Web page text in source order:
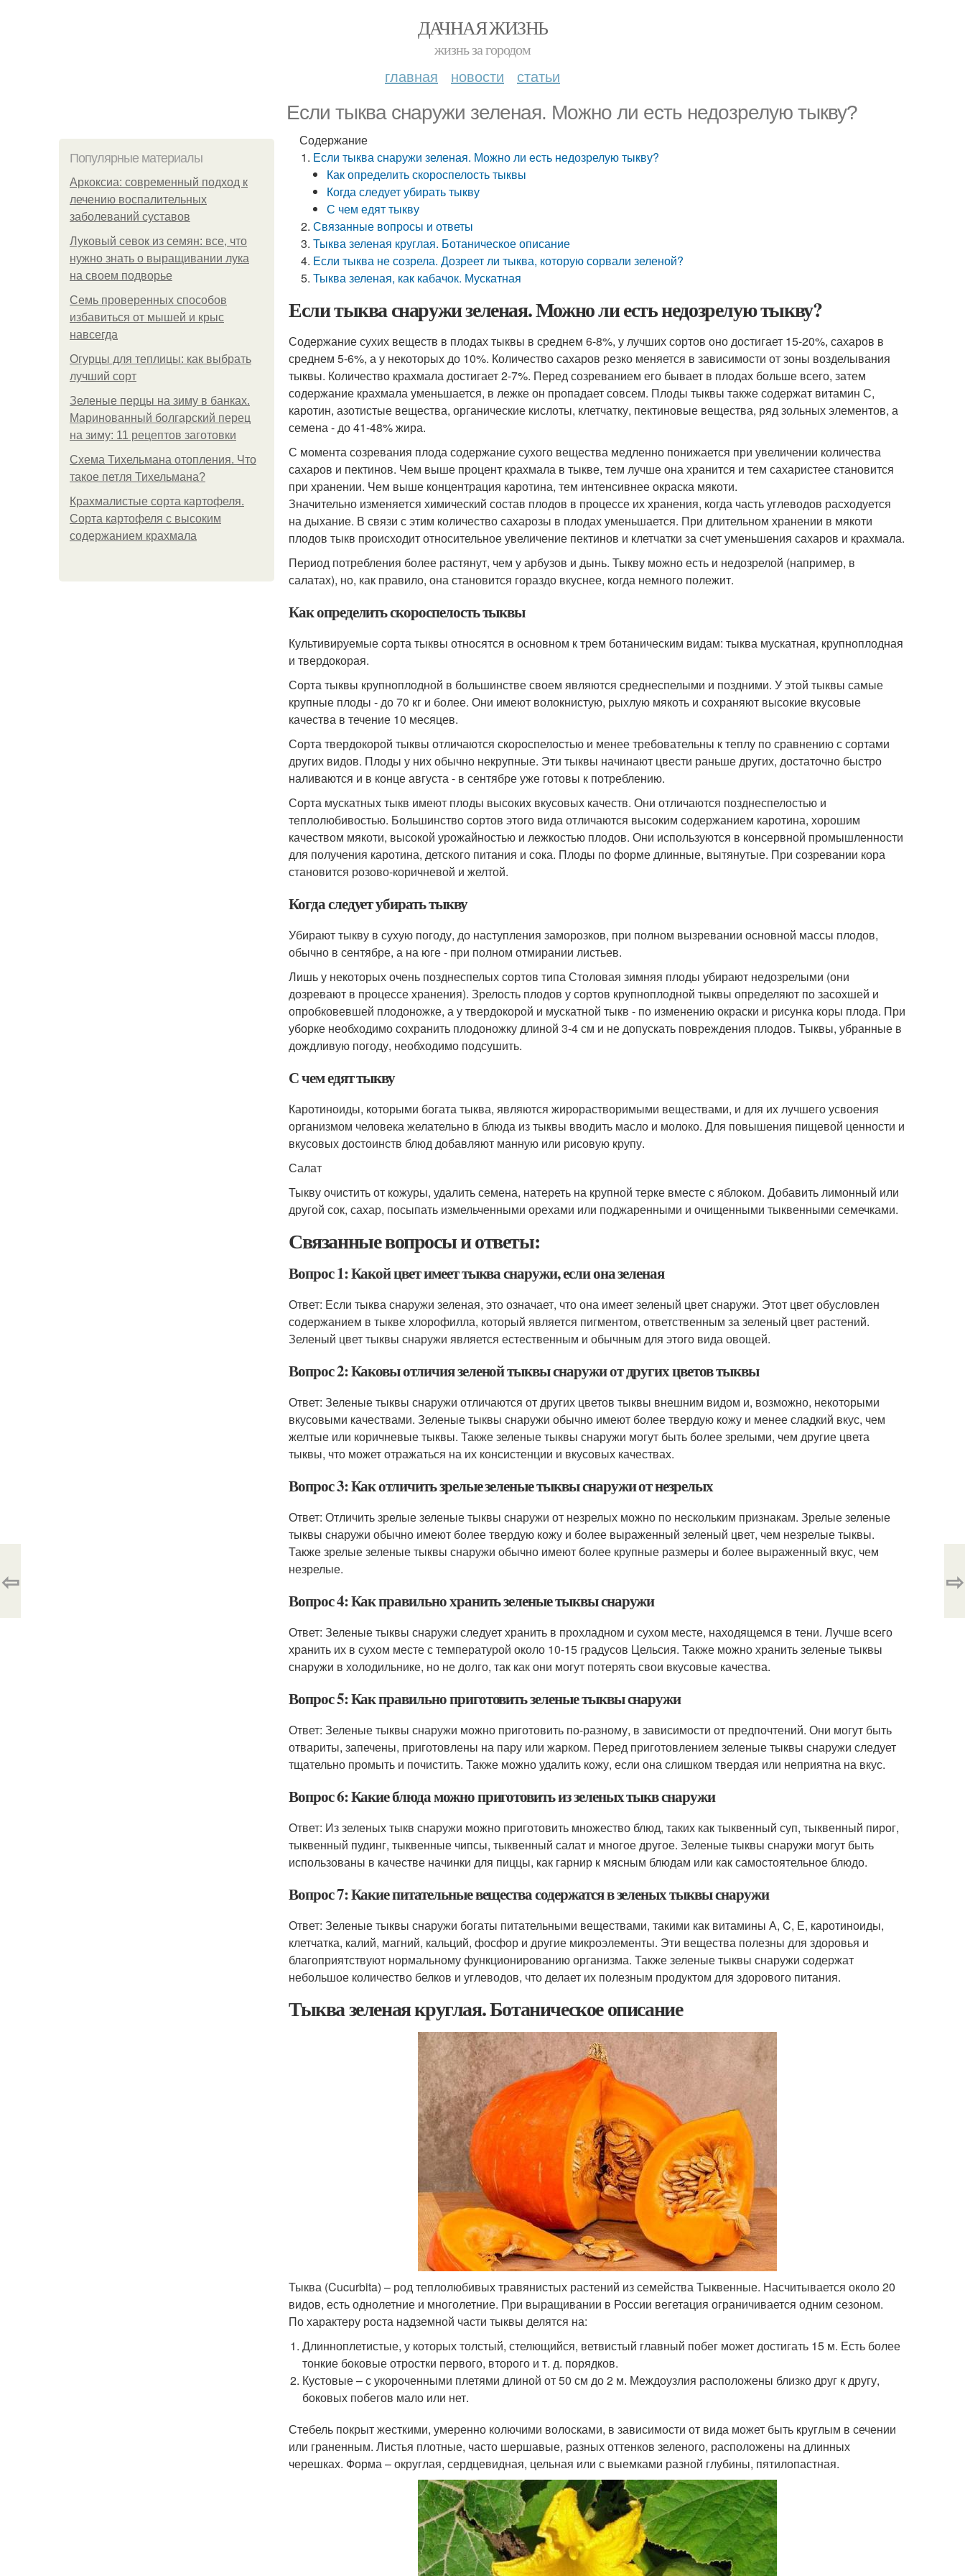
ДАЧНАЯ ЖИЗНЬ
жизнь за городом
главная новости статьи
Если тыква снаружи зеленая. Можно ли есть недозрелую тыкву?
Популярные материалы
Аркоксиа: современный подход к
лечению воспалительных
заболеваний суставов
Луковый севок из семян: все, что
нужно знать о выращивании лука
на своем подворье
Семь проверенных способов
избавиться от мышей и крыс
навсегда
Огурцы для теплицы: как выбрать
лучший сорт
Зеленые перцы на зиму в банках.
Маринованный болгарский перец
на зиму: 11 рецептов заготовки
Схема Тихельмана отопления. Что
такое петля Тихельмана?
Крахмалистые сорта картофеля.
Сорта картофеля с высоким
содержанием крахмала
Содержание
Если тыква снаружи зеленая. Можно ли есть недозрелую тыкву?
Как определить скороспелость тыквы
Когда следует убирать тыкву
С чем едят тыкву
Связанные вопросы и ответы
Тыква зеленая круглая. Ботаническое описание
Если тыква не созрела. Дозреет ли тыква, которую сорвали зеленой?
Тыква зеленая, как кабачок. Мускатная
Если тыква снаружи зеленая. Можно ли есть недозрелую тыкву?
Содержание сухих веществ в плодах тыквы в среднем 6-8%, у лучших сортов оно достигает 15-20%, сахаров в
среднем 5-6%, а у некоторых до 10%. Количество сахаров резко меняется в зависимости от зоны возделывания
тыквы. Количество крахмала достигает 2-7%. Перед созреванием его бывает в плодах больше всего, затем
содержание крахмала уменьшается, в лежке он пропадает совсем. Плоды тыквы также содержат витамин С,
каротин, азотистые вещества, органические кислоты, клетчатку, пектиновые вещества, ряд зольных элементов, а
семена - до 41-48% жира.
С момента созревания плода содержание сухого вещества медленно понижается при увеличении количества
сахаров и пектинов. Чем выше процент крахмала в тыкве, тем лучше она хранится и тем сахаристее становится
при хранении. Чем выше концентрация каротина, тем интенсивнее окраска мякоти.
Значительно изменяется химический состав плодов в процессе их хранения, когда часть углеводов расходуется
на дыхание. В связи с этим количество сахарозы в плодах уменьшается. При длительном хранении в мякоти
плодов тыкв происходит относительное увеличение пектинов и клетчатки за счет уменьшения сахаров и крахмала.
Период потребления более растянут, чем у арбузов и дынь. Тыкву можно есть и недозрелой (например, в
салатах), но, как правило, она становится гораздо вкуснее, когда немного полежит.
Как определить скороспелость тыквы
Культивируемые сорта тыквы относятся в основном к трем ботаническим видам: тыква мускатная, крупноплодная
и твердокорая.
Сорта тыквы крупноплодной в большинстве своем являются среднеспелыми и поздними. У этой тыквы самые
крупные плоды - до 70 кг и более. Они имеют волокнистую, рыхлую мякоть и сохраняют высокие вкусовые
качества в течение 10 месяцев.
Сорта твердокорой тыквы отличаются скороспелостью и менее требовательны к теплу по сравнению с сортами
других видов. Плоды у них обычно некрупные. Эти тыквы начинают цвести раньше других, достаточно быстро
наливаются и в конце августа - в сентябре уже готовы к потреблению.
Сорта мускатных тыкв имеют плоды высоких вкусовых качеств. Они отличаются позднеспелостью и
теплолюбивостью. Большинство сортов этого вида отличаются высоким содержанием каротина, хорошим
качеством мякоти, высокой урожайностью и лежкостью плодов. Они используются в консервной промышленности
для получения каротина, детского питания и сока. Плоды по форме длинные, вытянутые. При созревании кора
становится розово-коричневой и желтой.
Когда следует убирать тыкву
Убирают тыкву в сухую погоду, до наступления заморозков, при полном вызревании основной массы плодов,
обычно в сентябре, а на юге - при полном отмирании листьев.
Лишь у некоторых очень позднеспелых сортов типа Столовая зимняя плоды убирают недозрелыми (они
дозревают в процессе хранения). Зрелость плодов у сортов крупноплодной тыквы определяют по засохшей и
опробковевшей плодоножке, а у твердокорой и мускатной тыкв - по изменению окраски и рисунка коры плода. При
уборке необходимо сохранить плодоножку длиной 3-4 см и не допускать повреждения плодов. Тыквы, убранные в
дождливую погоду, необходимо подсушить.
С чем едят тыкву
Каротиноиды, которыми богата тыква, являются жирорастворимыми веществами, и для их лучшего усвоения
организмом человека желательно в блюда из тыквы вводить масло и молоко. Для повышения пищевой ценности и
вкусовых достоинств блюд добавляют манную или рисовую крупу.
Салат
Тыкву очистить от кожуры, удалить семена, натереть на крупной терке вместе с яблоком. Добавить лимонный или
другой сок, сахар, посыпать измельченными орехами или поджаренными и очищенными тыквенными семечками.
Связанные вопросы и ответы:
Вопрос 1: Какой цвет имеет тыква снаружи, если она зеленая
Ответ: Если тыква снаружи зеленая, это означает, что она имеет зеленый цвет снаружи. Этот цвет обусловлен
содержанием в тыкве хлорофилла, который является пигментом, ответственным за зеленый цвет растений.
Зеленый цвет тыквы снаружи является естественным и обычным для этого вида овощей.
Вопрос 2: Каковы отличия зеленой тыквы снаружи от других цветов тыквы
Ответ: Зеленые тыквы снаружи отличаются от других цветов тыквы внешним видом и, возможно, некоторыми
вкусовыми качествами. Зеленые тыквы снаружи обычно имеют более твердую кожу и менее сладкий вкус, чем
желтые или коричневые тыквы. Также зеленые тыквы снаружи могут быть более зрелыми, чем другие цвета
тыквы, что может отражаться на их консистенции и вкусовых качествах.
Вопрос 3: Как отличить зрелые зеленые тыквы снаружи от незрелых
Ответ: Отличить зрелые зеленые тыквы снаружи от незрелых можно по нескольким признакам. Зрелые зеленые
тыквы снаружи обычно имеют более твердую кожу и более выраженный зеленый цвет, чем незрелые тыквы.
Также зрелые зеленые тыквы снаружи обычно имеют более крупные размеры и более выраженный вкус, чем
незрелые.
Вопрос 4: Как правильно хранить зеленые тыквы снаружи
Ответ: Зеленые тыквы снаружи следует хранить в прохладном и сухом месте, находящемся в тени. Лучше всего
хранить их в сухом месте с температурой около 10-15 градусов Цельсия. Также можно хранить зеленые тыквы
снаружи в холодильнике, но не долго, так как они могут потерять свои вкусовые качества.
Вопрос 5: Как правильно приготовить зеленые тыквы снаружи
Ответ: Зеленые тыквы снаружи можно приготовить по-разному, в зависимости от предпочтений. Они могут быть
отвариты, запечены, приготовлены на пару или жарком. Перед приготовлением зеленые тыквы снаружи следует
тщательно промыть и почистить. Также можно удалить кожу, если она слишком твердая или неприятна на вкус.
Вопрос 6: Какие блюда можно приготовить из зеленых тыкв снаружи
Ответ: Из зеленых тыкв снаружи можно приготовить множество блюд, таких как тыквенный суп, тыквенный пирог,
тыквенный пудинг, тыквенные чипсы, тыквенный салат и многое другое. Зеленые тыквы снаружи могут быть
использованы в качестве начинки для пиццы, как гарнир к мясным блюдам или как самостоятельное блюдо.
Вопрос 7: Какие питательные вещества содержатся в зеленых тыквы снаружи
Ответ: Зеленые тыквы снаружи богаты питательными веществами, такими как витамины А, C, Е, каротиноиды,
клетчатка, калий, магний, кальций, фосфор и другие микроэлементы. Эти вещества полезны для здоровья и
благоприятствуют нормальному функционированию организма. Также зеленые тыквы снаружи содержат
небольшое количество белков и углеводов, что делает их полезным продуктом для здорового питания.
Тыква зеленая круглая. Ботаническое описание
Тыква (Cucurbita) – род теплолюбивых травянистых растений из семейства Тыквенные. Насчитывается около 20
видов, есть однолетние и многолетние. При выращивании в России вегетация ограничивается одним сезоном.
По характеру роста надземной части тыквы делятся на:
Длинноплетистые, у которых толстый, стелющийся, ветвистый главный побег может достигать 15 м. Есть более
тонкие боковые отростки первого, второго и т. д. порядков.
Кустовые – с укороченными плетями длиной от 50 см до 2 м. Междоузлия расположены близко друг к другу,
боковых побегов мало или нет.
Стебель покрыт жесткими, умеренно колючими волосками, в зависимости от вида может быть круглым в сечении
или граненным. Листья плотные, часто шершавые, разных оттенков зеленого, расположены на длинных
черешках. Форма – округлая, сердцевидная, цельная или с выемками разной глубины, пятилопастная.
⇦ ⇨